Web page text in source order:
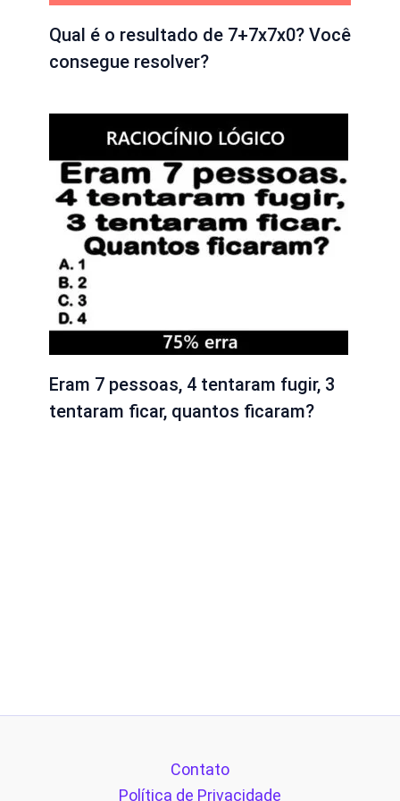
Qual é o resultado de 7+7x7x0? Você
consegue resolver?
Eram 7 pessoas, 4 tentaram fugir, 3
tentaram ficar, quantos ficaram?
Contato
Política de Privacidade